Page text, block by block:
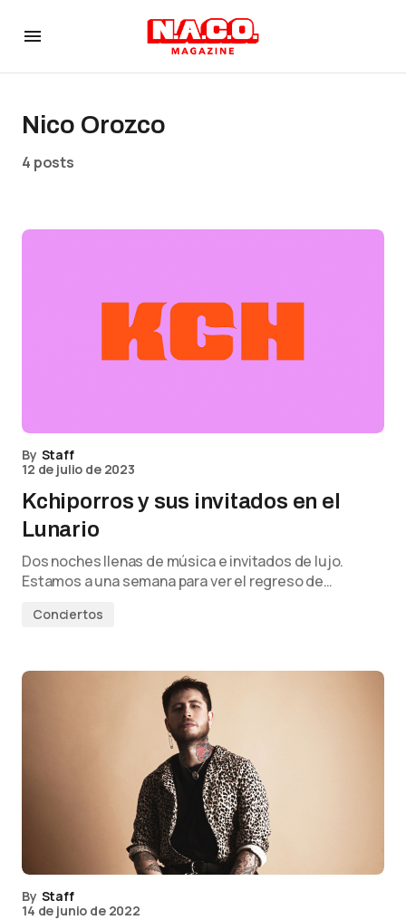
Nico Orozco
4 posts
By Staff
12 de julio de 2023
Kchiporros y sus invitados en el
Lunario
Dos noches llenas de música e invitados de lujo.
Estamos a una semana para ver el regreso de…
Conciertos
By Staff
14 de junio de 2022